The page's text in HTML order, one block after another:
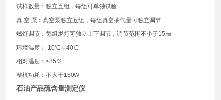
试样数量：独立五组，每组可单独试验
真 空 泵：真空泵独立五组，每组真空抽气量可独立调节
燃灯调节：每组燃灯可独立上下调节，调节范围不小于15㎜
环境温度：-10℃～40℃
相对温度：≤85％
整机功耗：不大于150W
石油产品硫含量测定仪